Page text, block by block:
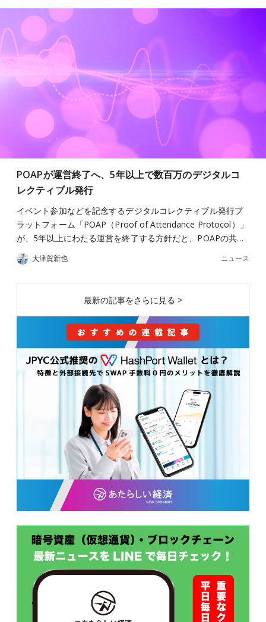
POAPが運営終了へ、5年以上で数百万のデジタルコ
レクティブル発行
イベント参加などを記念するデジタルコレクティブル発行プ
ラットフォーム「POAP（Proof of Attendance Protocol）」
が、5年以上にわたる運営を終了する方針だと、POAPの共…
大津賀新也 ニュース
最新の記事をさらに見る >